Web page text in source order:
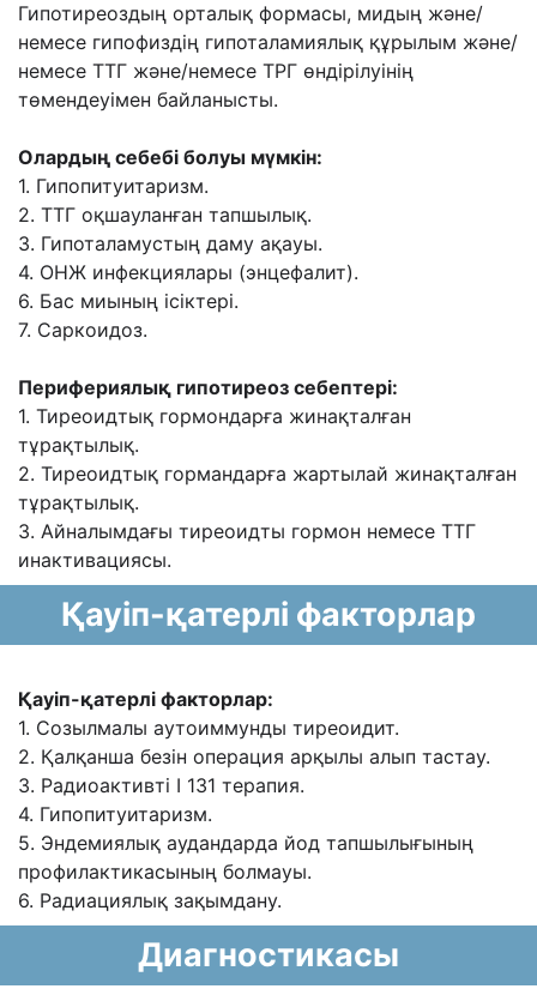
Гипотиреоздың орталық формасы, мидың жəне/
немесе гипофиздің гипоталамиялық құрылым жəне/
немесе ТТГ жəне/немесе ТРГ өндірілуінің
төмендеуімен байланысты.
Олардың себебі болуы мүмкін:
1. Гипопитуитаризм.
2. ТТГ оқшауланған тапшылық.
3. Гипоталамустың даму ақауы.
4. ОНЖ инфекциялары (энцефалит).
6. Бас миының ісіктері.
7. Саркоидоз.
Перифериялық гипотиреоз себептері:
1. Тиреоидтық гормондарға жинақталған
тұрақтылық.
2. Тиреоидтық гормандарға жартылай жинақталған
тұрақтылық.
3. Айналымдағы тиреоидты гормон немесе ТТГ
инактивациясы.
Қауіп-қатерлі факторлар
Қауіп-қатерлі факторлар:
1. Созылмалы аутоиммунды тиреоидит.
2. Қалқанша безін операция арқылы алып тастау.
3. Радиоактивті I 131 терапия.
4. Гипопитуитаризм.
5. Эндемиялық аудандарда йод тапшылығының
профилактикасының болмауы.
6. Радиациялық зақымдану.
Диагностикасы